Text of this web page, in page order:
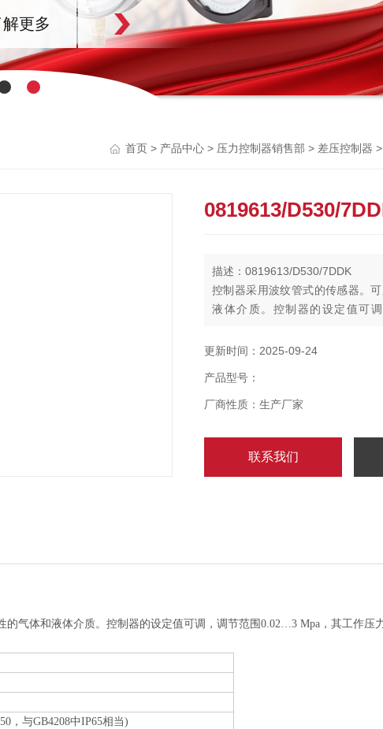
解更多
首页 > 产品中心 > 压力控制器销售部 > 差压控制器
0819613/D530/
描述：0819613/D530/7DDK
控制器采用波纹管式的传感器。
液体介质。控制器的设定值可
更新时间：2025-09-24
产品型号：
厂商性质：生产厂家
联系我们
气体和液体介质。控制器的设定值可调，调节范围0.02…3 Mpa，其工作压
，与GB4208中IP65相当)